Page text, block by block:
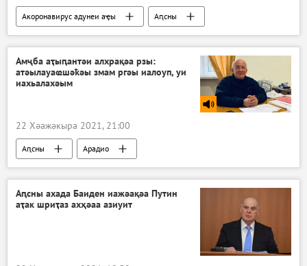
Акоронавирус адунеи аҿы
Аԥсны
Ажәабжьқәа
Амҷба аҭыԥантәи алхрақәа рзы:
атәылауаҩшәҟәы змам ргәы иалоуп, уи
иахьалахәым
22 Хәажәкыра 2021, 21:00
Аԥсны Арадио
Аԥсны ахада Баиден иажәақәа Путин
аҭак шриҭаз ахҳәаа азиуит